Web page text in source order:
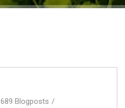
689 Blogposts